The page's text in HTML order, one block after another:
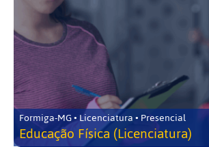
Formiga-MG • Licenciatura • Presencial
Educação Física (Licenciatura)